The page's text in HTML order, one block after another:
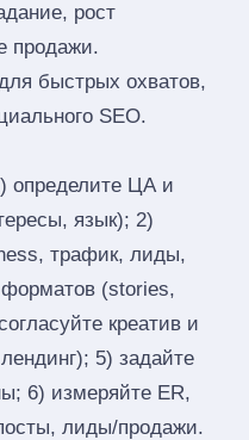
рост
продажи.
быстрых охватов,
SEO.
определите ЦА и
язык); 2)
трафик, лиды,
(stories,
креатив и
5) задайте
6) измеряйте ER,
лиды/продажи.